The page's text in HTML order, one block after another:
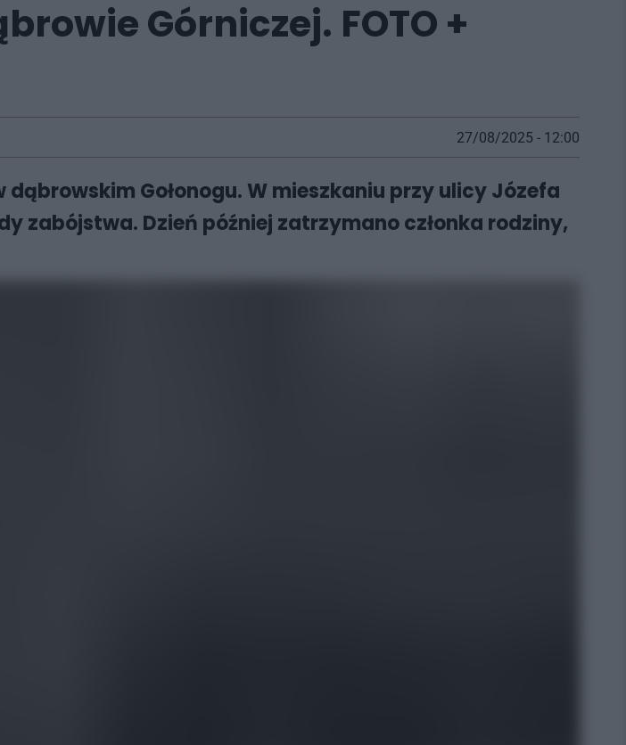
Górniczej. FOTO +
27/08/2025 - 12:00
Gołonogu. W mieszkaniu przy ulicy Józefa
zabójstwa. Dzień później zatrzymano członka rodziny,